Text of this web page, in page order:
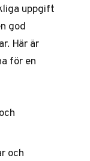
uppgift
god
Här är
för en
och